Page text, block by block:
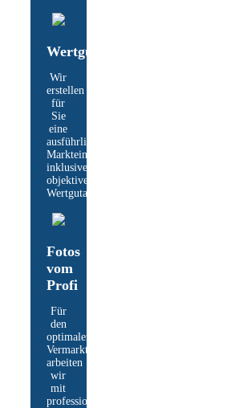
Wertgutachten
Wir
erstellen
für
Sie
eine
ausführliche
Markteinschätzung
inklusive
objektivem
Wertgutachten.​
Fotos
vom
Profi
Für
den
optimalen
Vermarktungserfolg
arbeiten
wir
mit
professionellen